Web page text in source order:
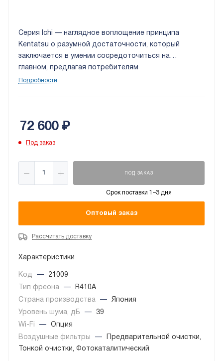
Серия Ichi — наглядное воплощение принципа
Kentatsu о разумной достаточности, который
заключается в умении сосредоточиться на
главном, предлагая потребителям
качественные решения в области
Подробности
72 600₽
Под заказ
ПОД ЗАКАЗ
Срок поставки 1–3 дня
Оптовый заказ
Рассчитать доставку
Характеристики
Код —
21009
Тип фреона
—
R410A
Страна производства
—
Япония
Уровень шума, дБ
—
39
Wi-Fi
—
Опция
Воздушные фильтры
—
Предварительной очистки,
Тонкой очистки, Фотокаталитический